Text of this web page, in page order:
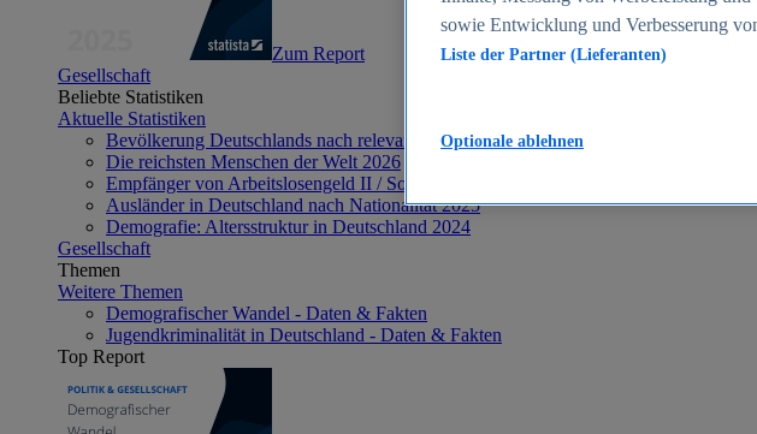
Zum Report
Gesellschaft
Beliebte Statistiken
Aktuelle Statistiken
Bevölkerung Deutschlands nach relevanten Altersgruppen 2024
Die reichsten Menschen der Welt 2026
Empfänger von Arbeitslosengeld II / Sozialgeld / Bürgergeld in Deutschland 2005-
Ausländer in Deutschland nach Nationalität 2025
Demografie: Altersstruktur in Deutschland 2024
Gesellschaft
Themen
Weitere Themen
Demografischer Wandel - Daten & Fakten
Jugendkriminalität in Deutschland - Daten & Fakten
Top Report
sowie Entwicklung und Verbesserung
Liste der Partner (Lieferanten)
Optionale ablehnen